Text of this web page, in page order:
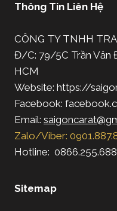
Thông Tin Liên Hệ
CÔNG TY TNHH
Đ/C: 79/5C Trần Văn
HCM
Website: https://
Facebook:
Email:
Zalo/Viber:
Hotline: 0866.255.688
Sitemap